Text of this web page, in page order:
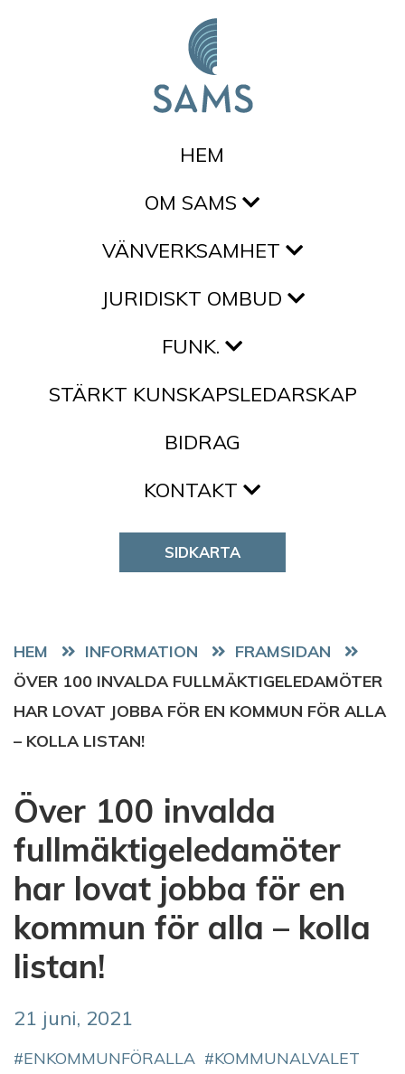
HEM
OM SAMS
VÄNVERKSAMHET
JURIDISKT OMBUD
FUNK.
STÄRKT KUNSKAPSLEDARSKAP
BIDRAG
KONTAKT
SIDKARTA
HEM
FRAMSIDAN
ÖVER 100 INVALDA FULLMÄKTIGELEDAMÖTER
HAR LOVAT JOBBA FÖR EN KOMMUN FÖR ALLA
– KOLLA LISTAN!
Över 100 invalda
fullmäktigeledamöter
har lovat jobba för en
kommun för alla – kolla
listan!
21 juni, 2021
ENKOMMUNFÖRALLA KOMMUNALVALET